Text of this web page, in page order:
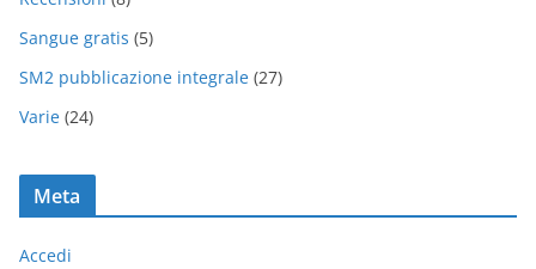
Sangue gratis (5)
SM2 pubblicazione integrale (27)
Varie (24)
Meta
Accedi